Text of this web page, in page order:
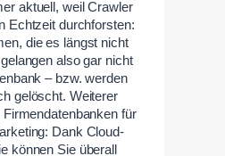
aktuell, weil Crawler
Echtzeit durchforsten:
die es längst nicht
also gar nicht
– bzw. werden
gelöscht. Weiterer
Firmendatenbanken für
Dank Cloud-
können Sie überall